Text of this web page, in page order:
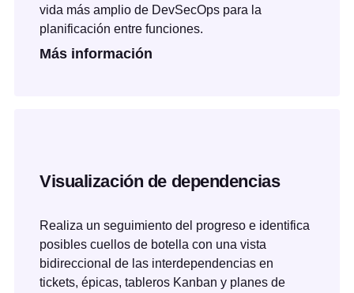
vida más amplio de DevSecOps para la
planificación entre funciones.
Más información
Visualización de dependencias
Realiza un seguimiento del progreso e identifica
posibles cuellos de botella con una vista
bidireccional de las interdependencias en
tickets, épicas, tableros Kanban y planes de